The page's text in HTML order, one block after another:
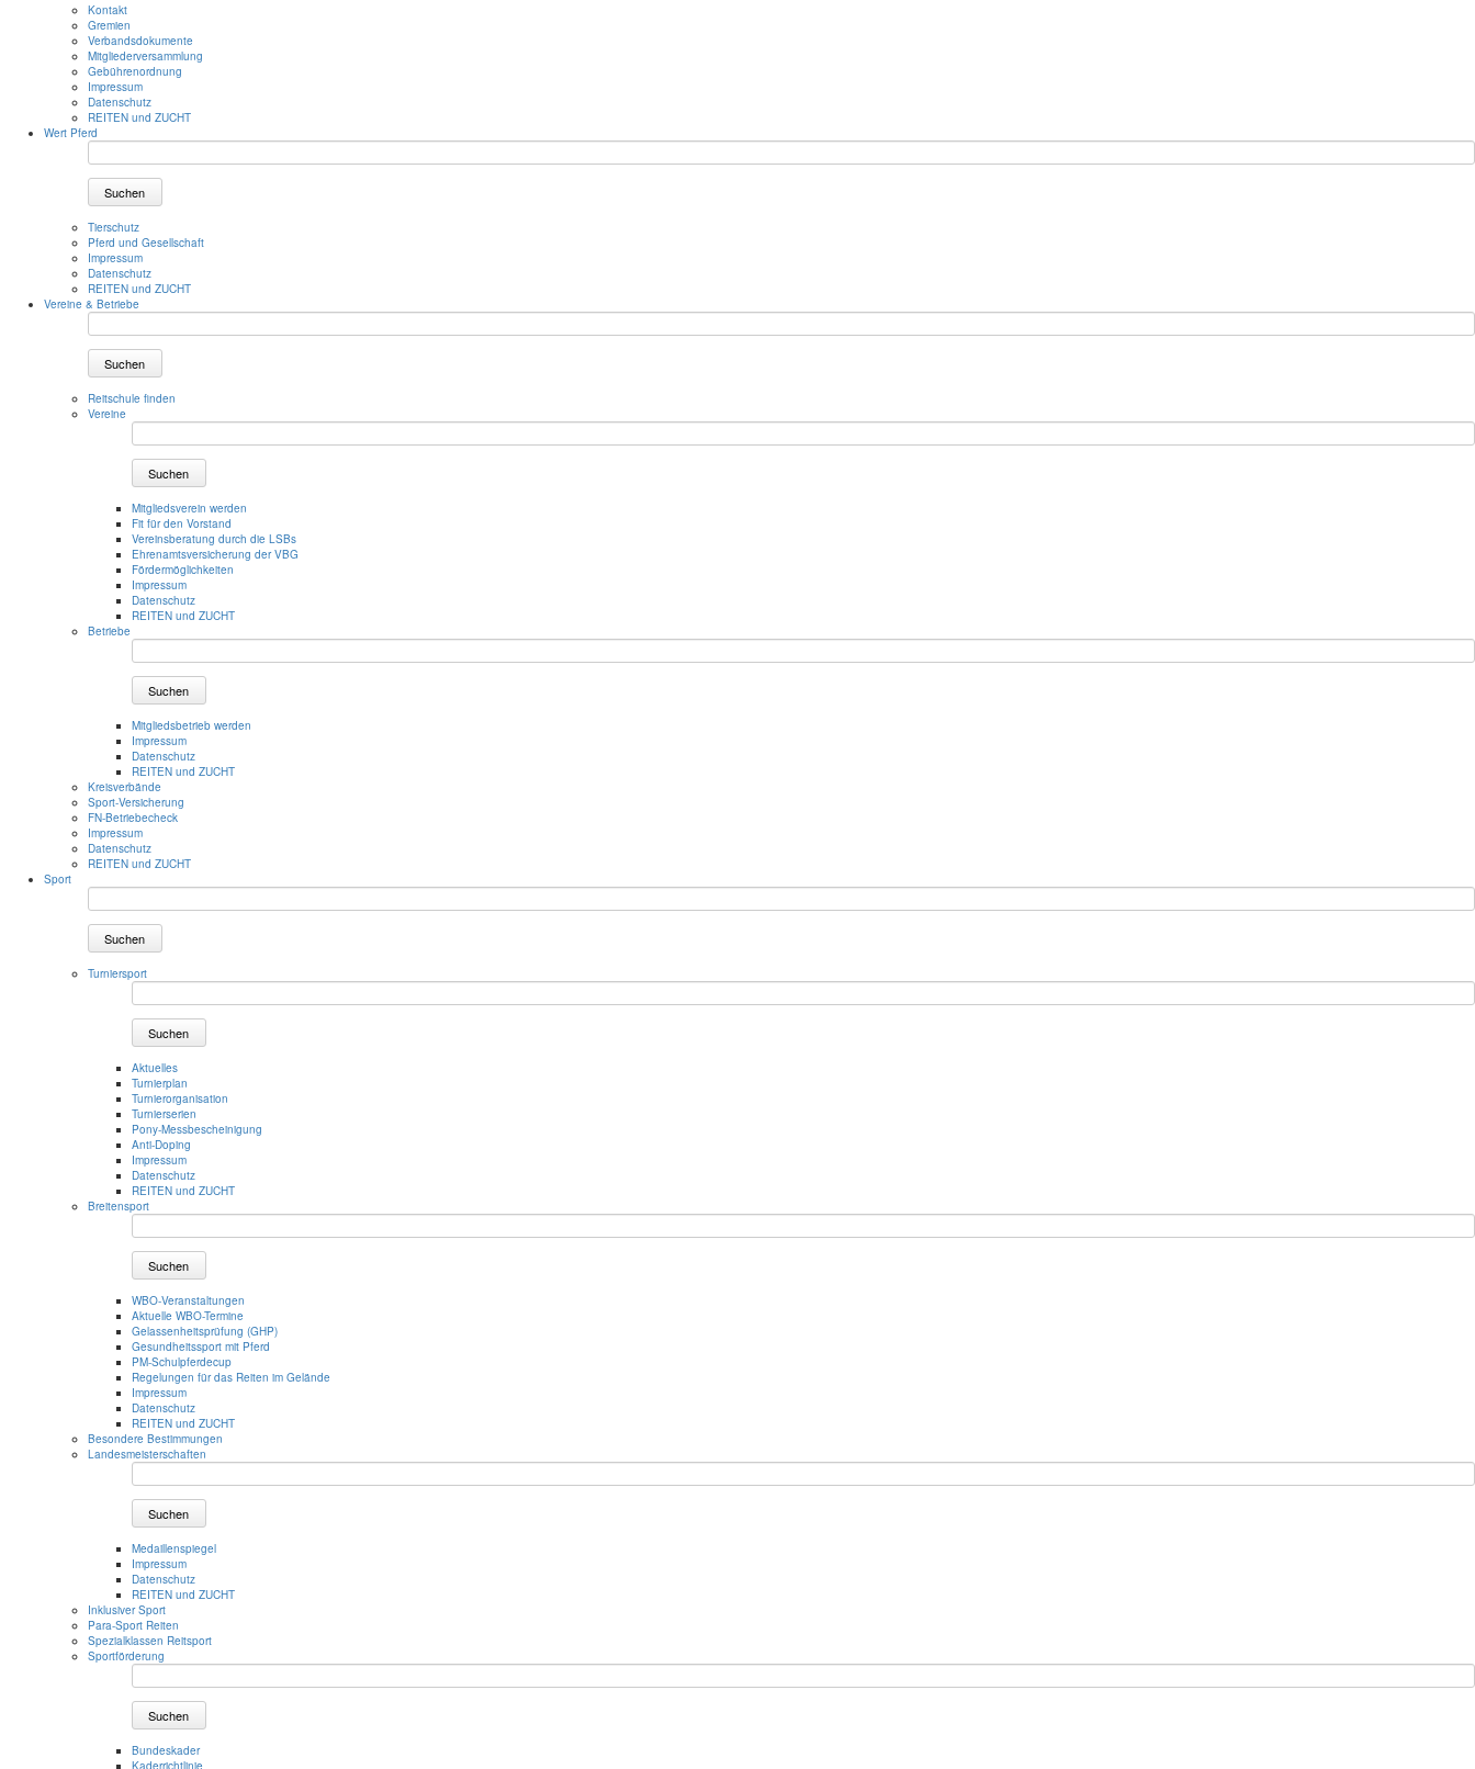
Kontakt
Gremien
Verbandsdokumente
Mitgliederversammlung
Gebührenordnung
Impressum
Datenschutz
REITEN und ZUCHT
Wert Pferd
Suchen
Tierschutz
Pferd und Gesellschaft
Impressum
Datenschutz
REITEN und ZUCHT
Vereine & Betriebe
Suchen
Reitschule finden
Vereine
Suchen
Mitgliedsverein werden
Fit für den Vorstand
Vereinsberatung durch die LSBs
Ehrenamtsversicherung der VBG
Fördermöglichkeiten
Impressum
Datenschutz
REITEN und ZUCHT
Betriebe
Suchen
Mitgliedsbetrieb werden
Impressum
Datenschutz
REITEN und ZUCHT
Kreisverbände
Sport-Versicherung
FN-Betriebecheck
Impressum
Datenschutz
REITEN und ZUCHT
Sport
Suchen
Turniersport
Suchen
Aktuelles
Turnierplan
Turnierorganisation
Turnierserien
Pony-Messbescheinigung
Anti-Doping
Impressum
Datenschutz
REITEN und ZUCHT
Breitensport
Suchen
WBO-Veranstaltungen
Aktuelle WBO-Termine
Gelassenheitsprüfung (GHP)
Gesundheitssport mit Pferd
PM-Schulpferdecup
Regelungen für das Reiten im Gelände
Impressum
Datenschutz
REITEN und ZUCHT
Besondere Bestimmungen
Landesmeisterschaften
Suchen
Medaillenspiegel
Impressum
Datenschutz
REITEN und ZUCHT
Inklusiver Sport
Para-Sport Reiten
Spezialklassen Reitsport
Sportförderung
Suchen
Bundeskader
Kaderrichtlinie